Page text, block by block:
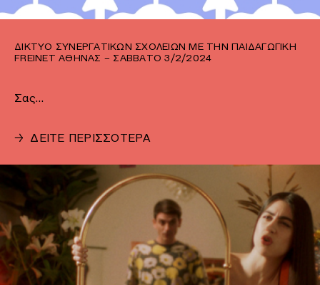
ΔΊΚΤΥΟ ΣΥΝΕΡΓΑΤΙΚΏΝ ΣΧΟΛΕΊΩΝ ΜΕ ΤΗΝ ΠΑΙΔΑΓΩΓΙΚΉ
FREINET ΑΘΉΝΑΣ – ΣΆΒΒΑΤΟ 3/2/2024
Σας…
→ ΔΕΙΤΕ ΠΕΡΙΣΣΟΤΕΡΑ